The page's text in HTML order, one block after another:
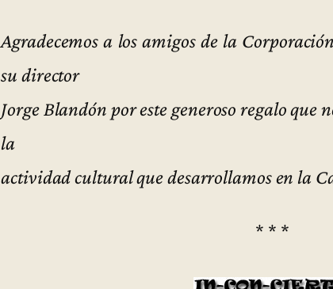
Agradecemos a los amigos de la
su director
Jorge Blandón por este generoso regalo que
la
actividad cultural que desarrollamos en la
* * *